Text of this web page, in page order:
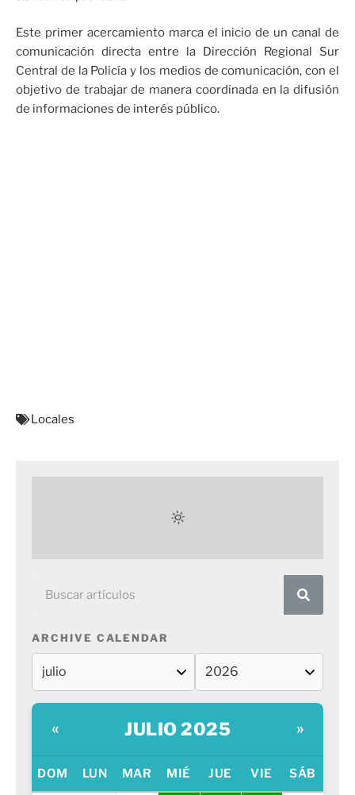
Este primer acercamiento marca el inicio de un canal de
comunicación directa entre la Dirección Regional Sur
Central de la Policía y los medios de comunicación, con el
objetivo de trabajar de manera coordinada en la difusión
de informaciones de interés público.
Locales
ARCHIVE CALENDAR
« JULIO 2025 »
DOM LUN MAR MIÉ JUE VIE SÁB